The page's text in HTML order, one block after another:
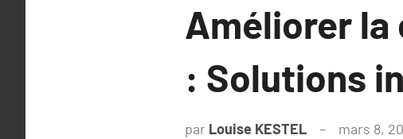
Améliorer la
: Solutions
par Louise KESTEL mars 8,